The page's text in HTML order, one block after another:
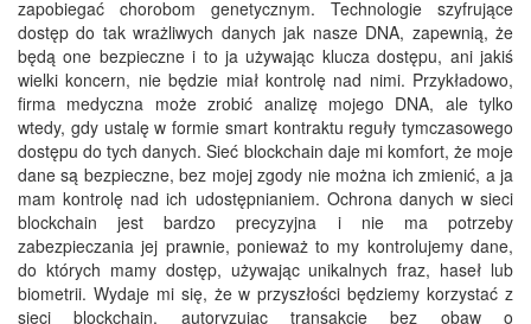
zapobiegać chorobom genetycznym. Technologie szyfrujące
dostęp do tak wrażliwych danych jak nasze DNA, zapewnią, że
będą one bezpieczne i to ja używając klucza dostępu, ani jakiś
wielki koncern, nie będzie miał kontrolę nad nimi. Przykładowo,
firma medyczna może zrobić analizę mojego DNA, ale tylko
wtedy, gdy ustalę w formie smart kontraktu reguły tymczasowego
dostępu do tych danych. Sieć blockchain daje mi komfort, że moje
dane są bezpieczne, bez mojej zgody nie można ich zmienić, a ja
mam kontrolę nad ich udostępnianiem. Ochrona danych w sieci
blockchain jest bardzo precyzyjna i nie ma potrzeby
zabezpieczania jej prawnie, ponieważ to my kontrolujemy dane,
do których mamy dostęp, używając unikalnych fraz, haseł lub
biometrii. Wydaje mi się, że w przyszłości będziemy korzystać z
sieci blockchain, autoryzując transakcje bez obaw o